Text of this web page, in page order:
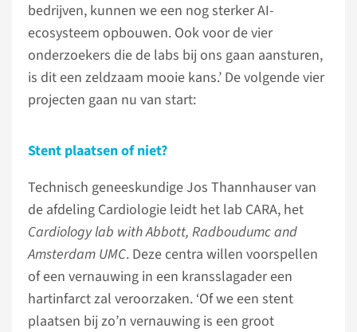
bedrijven, kunnen we een nog sterker AI-
ecosysteem opbouwen. Ook voor de vier
onderzoekers die de labs bij ons gaan aansturen,
is dit een zeldzaam mooie kans.’ De volgende vier
projecten gaan nu van start:
Stent plaatsen of niet?
Technisch geneeskundige Jos Thannhauser van
de afdeling Cardiologie leidt het lab CARA, het
Cardiology lab with Abbott, Radboudumc and
Amsterdam UMC. Deze centra willen voorspellen
of een vernauwing in een kransslagader een
hartinfarct zal veroorzaken. ‘Of we een stent
plaatsen bij zo’n vernauwing is een groot